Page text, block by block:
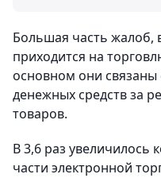
Большая часть жалоб,
приходится на
основном они связаны
денежных средств за
товаров.
В 3,6 раз увеличилось
части электронной